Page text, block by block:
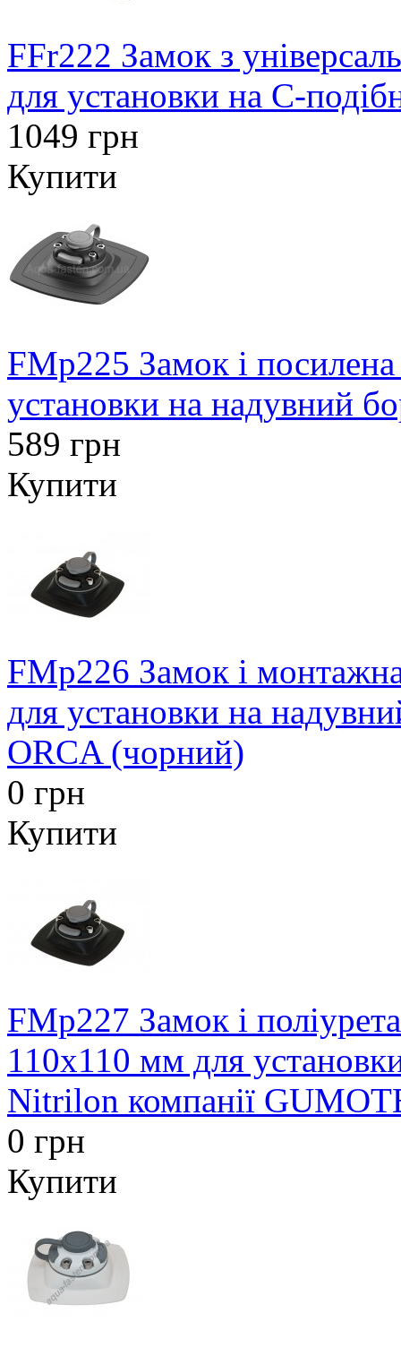
FFr222 Замок з
для установки на С-
1049 грн
Купити
FMp225 Замок і
установки на надувний
589 грн
Купити
FMp226 Замок і
для установки на
ORCA (чорний)
0 грн
Купити
FMp227 Замок і
110х110 мм для
Nitrilon компанії
0 грн
Купити